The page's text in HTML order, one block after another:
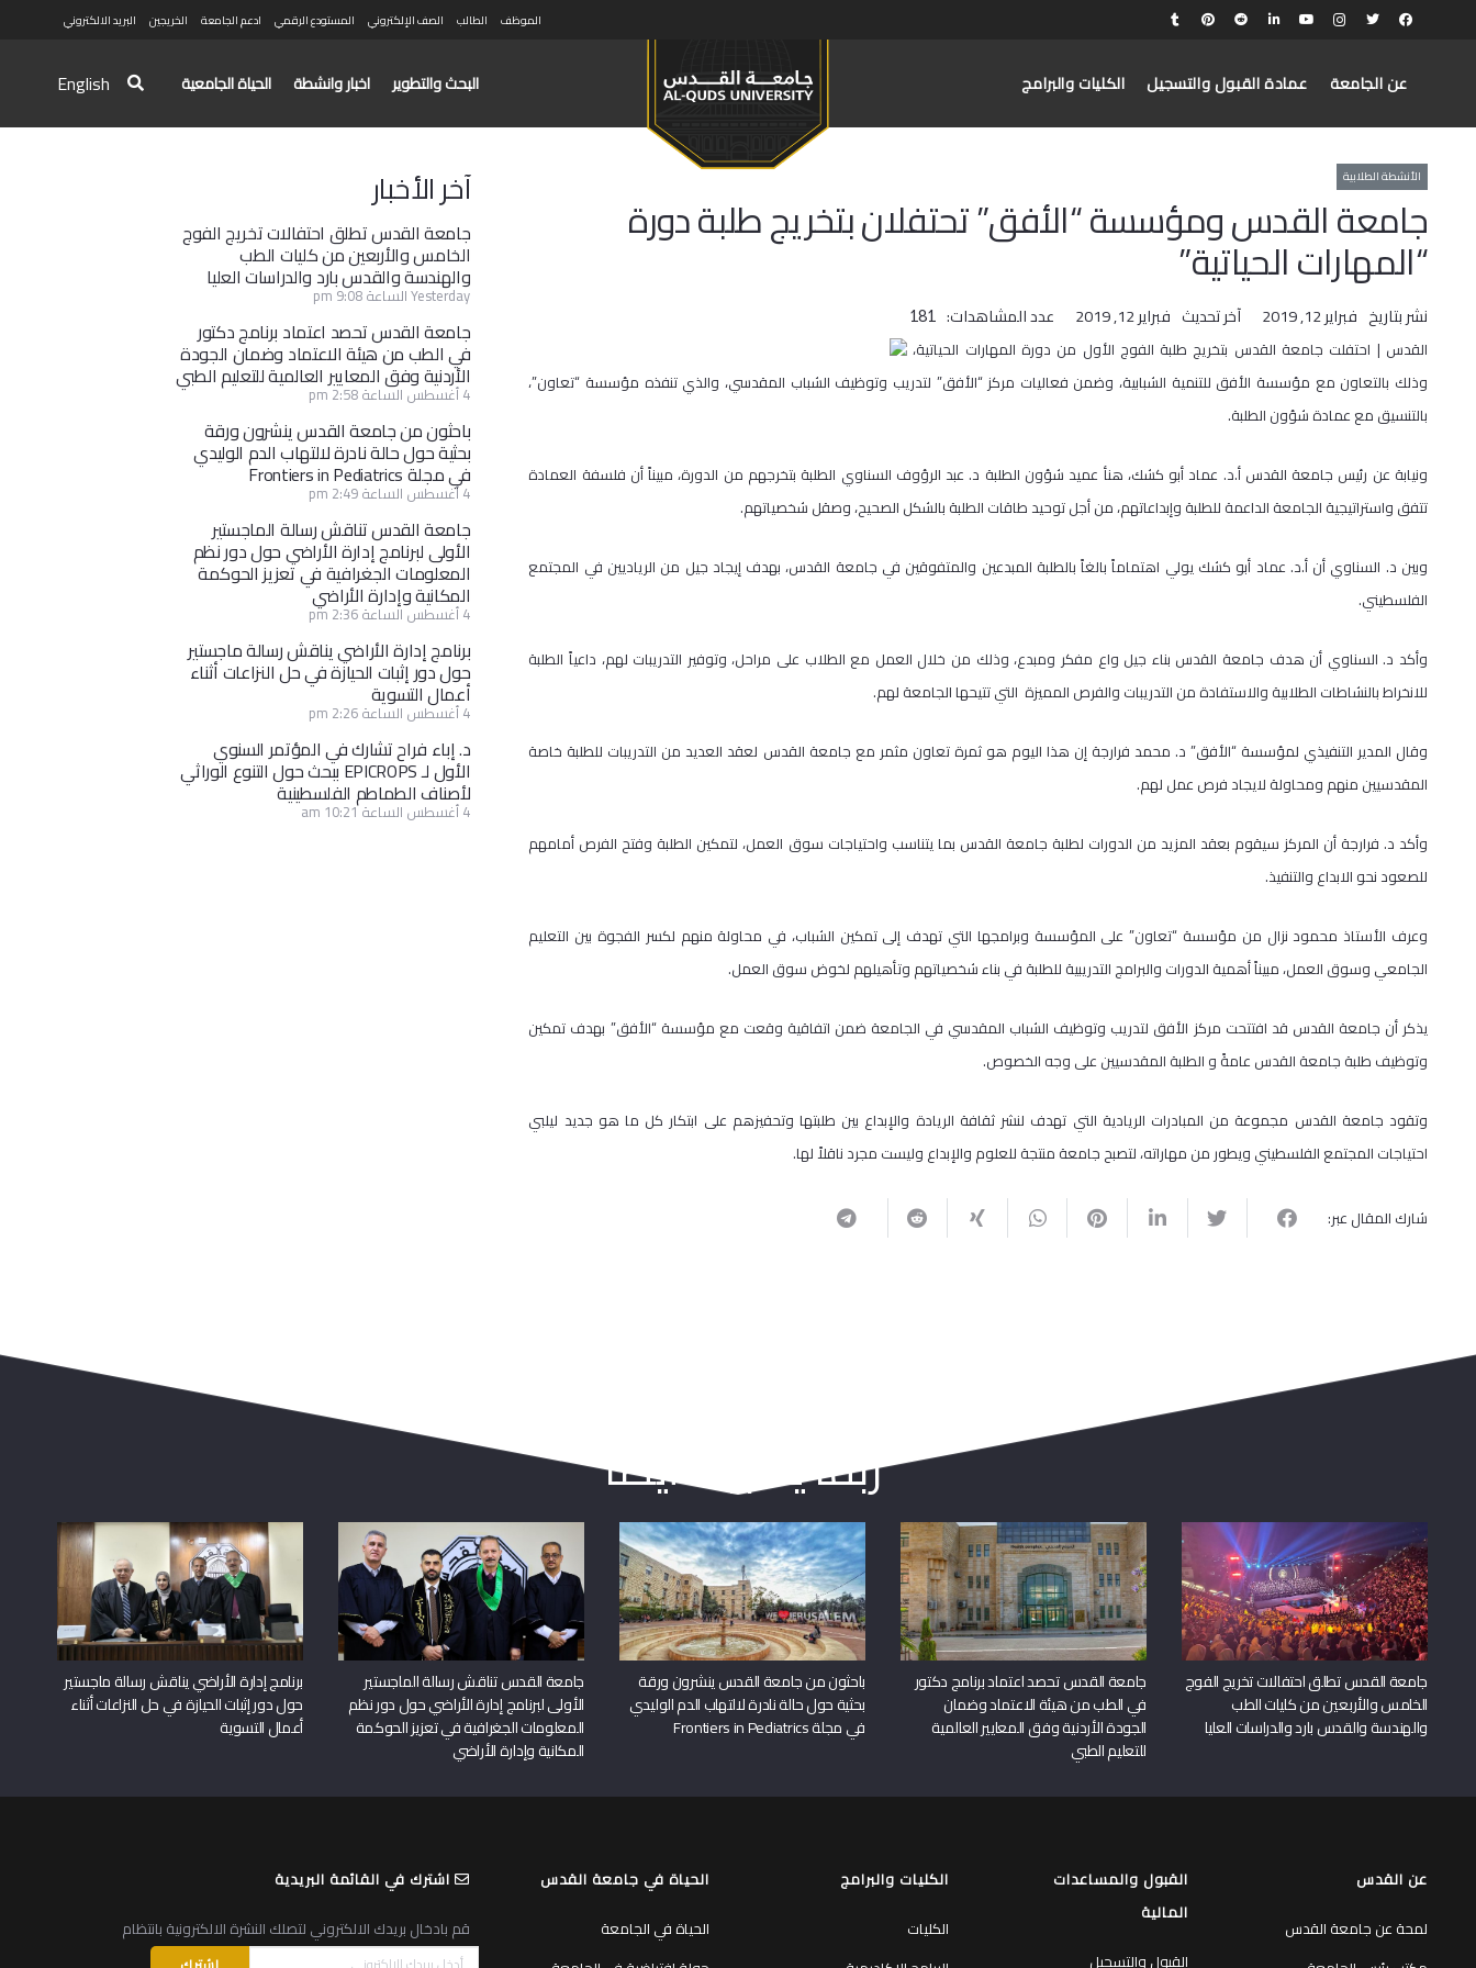
الموظف الطالب الصف الإلكتروني المستودع الرقمي ادعم الجامعة الخريجين البريد الالكتروني
عن الجامعة عمادة القبول والتسجيل الكليات والبرامج البحث والتطوير اخبار وانشطة الحياة الجامعية English
الأنشطة الطلابية
جامعة القدس ومؤسسة “الأفق” تحتفلان بتخريج طلبة دورة
“المهارات الحياتية”
نشر بتاريخ فبراير 12, 2019 آخر تحديث فبراير 12, 2019 عدد المشاهدات: 181
القدس | احتفلت جامعة القدس بتخريج طلبة الفوج الأول من دورة المهارات الحياتية،
وذلك بالتعاون مع مؤسسة الأفق للتنمية الشبابية، وضمن فعاليات مركز “الأفق” لتدريب وتوظيف الشباب المقدسي، والذي تنفذه مؤسسة “تعاون”،
بالتنسيق مع عمادة شؤون الطلبة.
ونيابة عن رئيس جامعة القدس أ.د. عماد أبو كشك، هنأ عميد شؤون الطلبة د. عبد الرؤوف السناوي الطلبة بتخرجهم من الدورة، مبيناً أن فلسفة العمادة
تتفق واستراتيجية الجامعة الداعمة للطلبة وإبداعاتهم، من أجل توحيد طاقات الطلبة بالشكل الصحيح، وصقل شخصياتهم.
وبين د. السناوي أن أ.د. عماد أبو كشك يولي اهتماماً بالغاً بالطلبة المبدعين والمتفوقين في جامعة القدس، بهدف إيجاد جيل من الرياديين في المجتمع
الفلسطيني.
وأكد د. السناوي أن هدف جامعة القدس بناء جيل واع مفكر ومبدع، وذلك من خلال العمل مع الطلاب على مراحل، وتوفير التدريبات لهم، داعياً الطلبة
للانخراط بالنشاطات الطلابية والاستفادة من التدريبات والفرص المميزة التي تتيحها الجامعة لهم.
وقال المدير التنفيذي لمؤسسة “الأفق” د. محمد فرارجة إن هذا اليوم هو ثمرة تعاون مثمر مع جامعة القدس لعقد العديد من التدريبات للطلبة خاصة
المقدسيين منهم ومحاولة لايجاد فرص عمل لهم.
وأكد د. فرارجة أن المركز سيقوم بعقد المزيد من الدورات لطلبة جامعة القدس بما يتناسب واحتياجات سوق العمل، لتمكين الطلبة وفتح الفرص أمامهم
للصعود نحو الابداع والتنفيذ.
وعرف الأستاذ محمود نزال من مؤسسة “تعاون” على المؤسسة وبرامجها التي تهدف إلى تمكين الشباب، في محاولة منهم لكسر الفجوة بين التعليم
الجامعي وسوق العمل، مبيناً أهمية الدورات والبرامج التدريبية للطلبة في بناء شخصياتهم وتأهيلهم لخوض سوق العمل.
يذكر أن جامعة القدس قد افتتحت مركز الأفق لتدريب وتوظيف الشباب المقدسي في الجامعة ضمن اتفاقية وقعت مع مؤسسة “الأفق” بهدف تمكين
وتوظيف طلبة جامعة القدس عامةً و الطلبة المقدسيين على وجه الخصوص.
وتقود جامعة القدس مجموعة من المبادرات الريادية التي تهدف لنشر ثقافة الريادة والإبداع بين طلبتها وتحفيزهم على ابتكار كل ما هو جديد ليلبي
احتياجات المجتمع الفلسطيني ويطور من مهاراته، لتصبح جامعة منتجة للعلوم والإبداع وليست مجرد ناقلاً لها.
شارك المقال عبر:
آخر الأخبار
جامعة القدس تطلق احتفالات تخريج الفوج
الخامس والأربعين من كليات الطب
والهندسة والقدس بارد والدراسات العليا
Yesterday الساعة 9:08 pm
جامعة القدس تحصد اعتماد برنامج دكتور
في الطب من هيئة الاعتماد وضمان الجودة
الأردنية وفق المعايير العالمية للتعليم الطبي
4 أغسطس الساعة 2:58 pm
باحثون من جامعة القدس ينشرون ورقة
بحثية حول حالة نادرة لالتهاب الدم الوليدي
في مجلة Frontiers in Pediatrics
4 أغسطس الساعة 2:49 pm
جامعة القدس تناقش رسالة الماجستير
الأولى لبرنامج إدارة الأراضي حول دور نظم
المعلومات الجغرافية في تعزيز الحوكمة
المكانية وإدارة الأراضي
4 أغسطس الساعة 2:36 pm
برنامج إدارة الأراضي يناقش رسالة ماجستير
حول دور إثبات الحيازة في حل النزاعات أثناء
أعمال التسوية
4 أغسطس الساعة 2:26 pm
د. إباء فراح تشارك في المؤتمر السنوي
الأول لـ EPICROPS ببحث حول التنوع الوراثي
لأصناف الطماطم الفلسطينية
4 أغسطس الساعة 10:21 am
ربما يعجبك أيضا
جامعة القدس تطلق احتفالات تخريج الفوج
الخامس والأربعين من كليات الطب
والهندسة والقدس بارد والدراسات العليا
جامعة القدس تحصد اعتماد برنامج دكتور
في الطب من هيئة الاعتماد وضمان
الجودة الأردنية وفق المعايير العالمية
للتعليم الطبي
باحثون من جامعة القدس ينشرون ورقة
بحثية حول حالة نادرة لالتهاب الدم الوليدي
في مجلة Frontiers in Pediatrics
جامعة القدس تناقش رسالة الماجستير
الأولى لبرنامج إدارة الأراضي حول دور نظم
المعلومات الجغرافية في تعزيز الحوكمة
المكانية وإدارة الأراضي
برنامج إدارة الأراضي يناقش رسالة ماجستير
حول دور إثبات الحيازة في حل النزاعات أثناء
أعمال التسوية
عن القدس
لمحة عن جامعة القدس
القبول والمساعدات
المالية
القبول والتسجيل
الكليات والبرامج
الكليات
الحياة في جامعة القدس
الحياة في الجامعة
اشترك في القائمة البريدية
قم بادخال بريدك الالكتروني لتصلك النشرة الالكترونية بانتظام